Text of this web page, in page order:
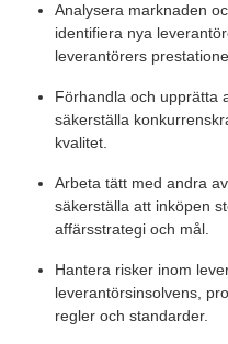
Analysera marknaden
identifiera nya
leverantörers
Förhandla och upprätta
säkerställa
kvalitet.
Arbeta tätt med andra
säkerställa att inköpen
affärsstrategi och mål.
Hantera risker inom
leverantörsinsolvens,
regler och standarder.